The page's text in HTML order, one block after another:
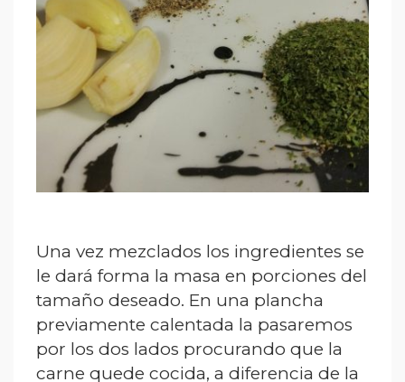
Una vez mezclados los ingredientes se
le dará forma la masa en porciones del
tamaño deseado. En una plancha
previamente calentada la pasaremos
por los dos lados procurando que la
carne quede cocida, a diferencia de la